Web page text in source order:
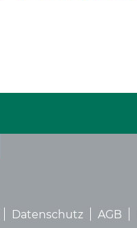
Datenschutz AGB